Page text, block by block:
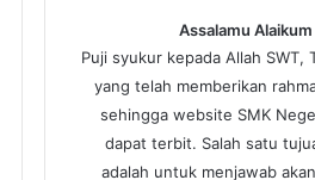
Assalamu
Puji syukur kepada Allah SWT,
yang telah memberikan
sehingga website SMK
dapat terbit. Salah satu
adalah untuk menjawab